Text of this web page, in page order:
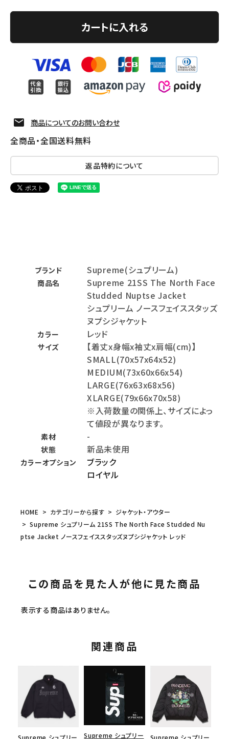
カートに入れる
商品についてのお問い合わせ
全商品・全国送料無料
返品特約について
ブランド Supreme(シュプリーム)
商品名
Supreme 21SS The North Face
Studded Nuptse Jacket
シュプリーム ノースフェイススタッズ
ヌプシジャケット
カラー レッド
サイズ
【着丈x身幅x袖丈x肩幅(cm)】
SMALL(70x57x64x52)
MEDIUM(73x60x66x54)
LARGE(76x63x68x56)
XLARGE(79x66x70x58)
※入荷数量の関係上、サイズによっ
て値段が異なります。
素材 -
状態 新品未使用
カラーオプション
ブラック
ロイヤル
HOME カテゴリーから探す
ジャケット・アウター
Supreme シュプリーム 21SS The North Face Studded Nu
ptse Jacket ノースフェイススタッズヌプシジャケット レッド
この商品を見た人が他に見た商品
表示する商品はありません。
関連商品
Supreme シュプリー Supreme シュプリー Supreme シュプリー